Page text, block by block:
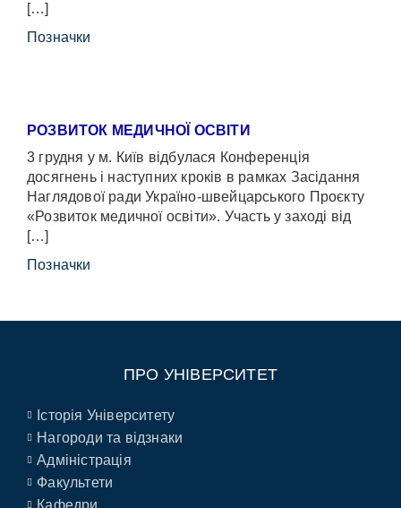
[…]
Позначки
РОЗВИТОК МЕДИЧНОЇ ОСВІТИ
3 грудня у м. Київ відбулася Конференція
досягнень і наступних кроків в рамках Засідання
Наглядової ради Україно-швейцарського Проєкту
«Розвиток медичної освіти». Участь у заході від
[…]
Позначки
ПРО УНІВЕРСИТЕТ
Історія Університету
Нагороди та відзнаки
Адміністрація
Факультети
Кафедри